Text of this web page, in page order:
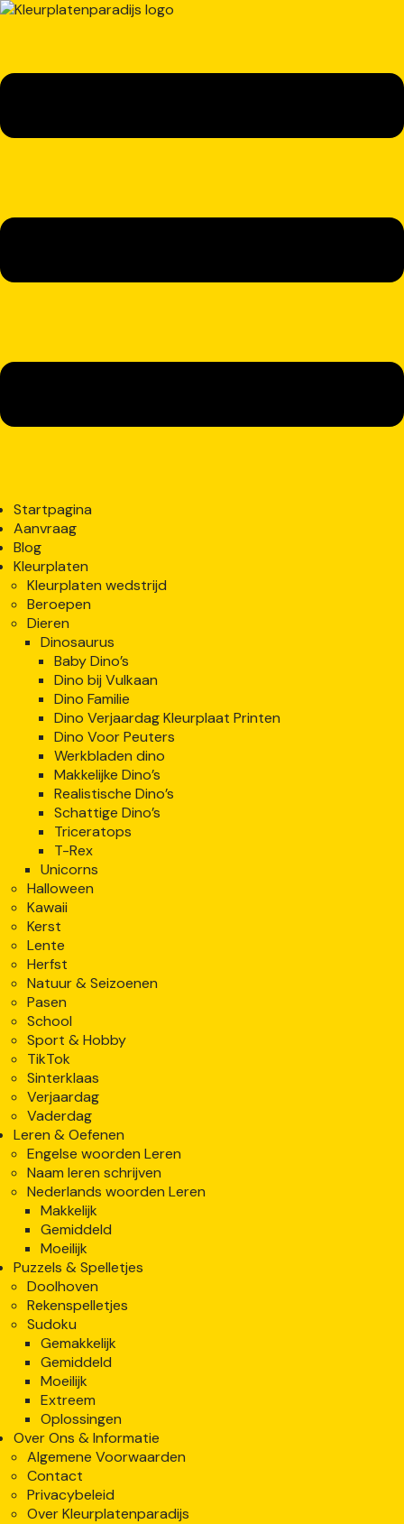
Startpagina
Aanvraag
Blog
Kleurplaten
Kleurplaten wedstrijd
Beroepen
Dieren
Dinosaurus
Baby Dino’s
Dino bij Vulkaan
Dino Familie
Dino Verjaardag Kleurplaat Printen
Dino Voor Peuters
Werkbladen dino
Makkelijke Dino’s
Realistische Dino’s
Schattige Dino’s
Triceratops
T-Rex
Unicorns
Halloween
Kawaii
Kerst
Lente
Herfst
Natuur & Seizoenen
Pasen
School
Sport & Hobby
TikTok
Sinterklaas
Verjaardag
Vaderdag
Leren & Oefenen
Engelse woorden Leren
Naam leren schrijven
Nederlands woorden Leren
Makkelijk
Gemiddeld
Moeilijk
Puzzels & Spelletjes
Doolhoven
Rekenspelletjes
Sudoku
Gemakkelijk
Gemiddeld
Moeilijk
Extreem
Oplossingen
Over Ons & Informatie
Algemene Voorwaarden
Contact
Privacybeleid
Over Kleurplatenparadijs